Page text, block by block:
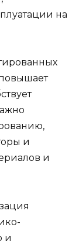
на
и
и
и